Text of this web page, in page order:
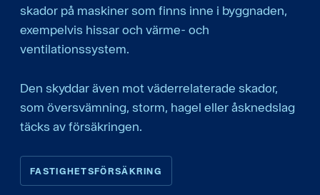
skador på maskiner som finns inne i byggnaden,
exempelvis hissar och värme- och
ventilationssystem.
Den skyddar även mot väderrelaterade skador,
som översvämning, storm, hagel eller åsknedslag
täcks av försäkringen.
FASTIGHETSFÖRSÄKRING